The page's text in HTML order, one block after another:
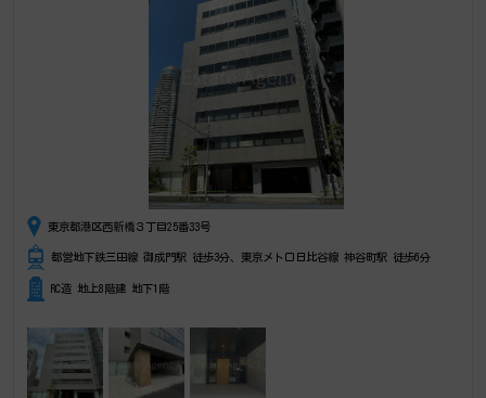
東京都港区西新橋３丁目25番33号
都営地下鉄三田線 御成門駅 徒歩3分、東京メトロ日比谷線 神谷町駅 徒歩6分
RC造 地上8階建 地下1階